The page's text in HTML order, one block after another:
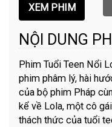
NỘI DUNG
Phim Tuổi Teen Nổi
phim phâm lý, hài
của bộ phim Pháp
kể về Lola, một cô
thách thức của tuổi